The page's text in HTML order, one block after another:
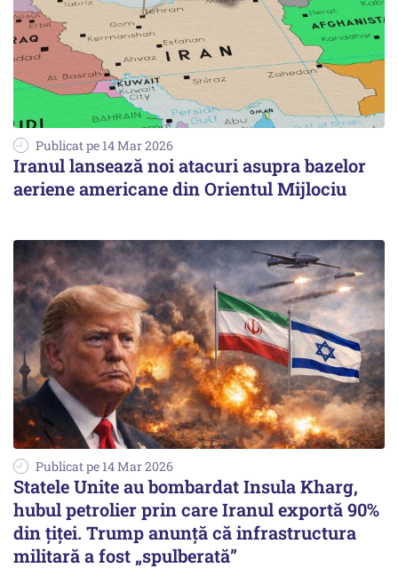
Publicat pe 14 Mar 2026
Iranul lansează noi atacuri asupra bazelor
aeriene americane din Orientul Mijlociu
Publicat pe 14 Mar 2026
Statele Unite au bombardat Insula Kharg,
hubul petrolier prin care Iranul exportă 90%
din țiței. Trump anunță că infrastructura
militară a fost „spulberată”